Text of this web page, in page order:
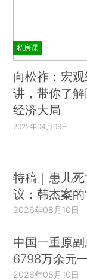
私房课
向松祚：宏
讲，带你了
经济大局
2022年04月06日
特稿｜患儿
议：韩杰案的
2026年08月10日
中国一重原
6798万余元
2026年08月10日